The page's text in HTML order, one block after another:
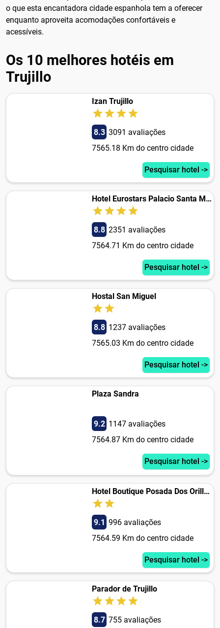
o que esta encantadora cidade espanhola tem a oferecer
enquanto aproveita acomodações confortáveis e
acessíveis.
Os 10 melhores hotéis em
Trujillo
Izan Trujillo
8.3 3091 avaliações
7565.18 Km do centro cidade
Pesquisar hotel ->
Hotel Eurostars Palacio Santa Marta
8.8 2351 avaliações
7564.71 Km do centro cidade
Pesquisar hotel ->
Hostal San Miguel
8.8 1237 avaliações
7565.03 Km do centro cidade
Pesquisar hotel ->
Plaza Sandra
9.2 1147 avaliações
7564.87 Km do centro cidade
Pesquisar hotel ->
Hotel Boutique Posada Dos Orillas
9.1 996 avaliações
7564.59 Km do centro cidade
Pesquisar hotel ->
Parador de Trujillo
8.7 755 avaliações